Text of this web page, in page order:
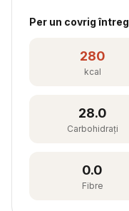
Per un covrig întreg
280
kcal
28.0
Carbohidrați
0.0
Fibre